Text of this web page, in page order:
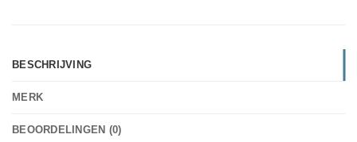
BESCHRIJVING
MERK
BEOORDELINGEN (0)